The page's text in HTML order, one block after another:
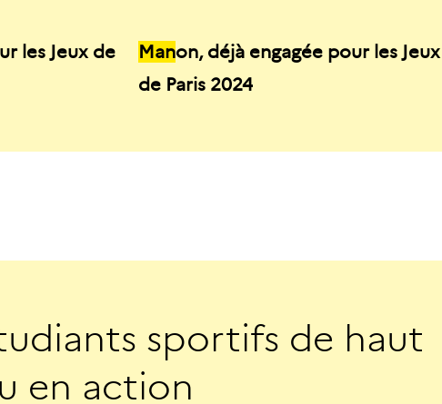
les Jeux de
Manon, déjà engagée pour les Jeux
de Paris 2024
udiants sportifs de haut
u en action